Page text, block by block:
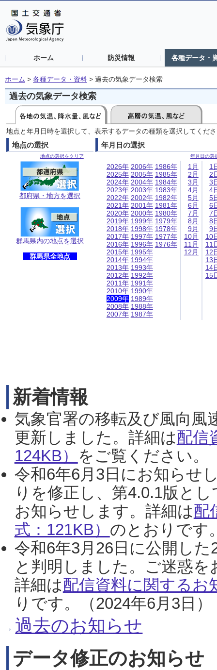
ホーム 防災情報 各種データ・
ホーム > 各種データ・資料 > 過去の気象データ検索
過去の気象データ検索
地点と年月日時を選択して、表示するデータの種類を選択してくだ
地点の選択
地点の選択をクリア
都府県・地方を選択
群馬県内の地点を選択
群馬県全地点
年月日の選択
年月日の選
2026年
2025年
2024年
2023年
2022年
2021年
2020年
2019年
2018年
2017年
2016年
2015年
2014年
2013年
2012年
2011年
2010年
2009年
2008年
2007年
2006年
2005年
2004年
2003年
2002年
2001年
2000年
1999年
1998年
1997年
1996年
1995年
1994年
1993年
1992年
1991年
1990年
1989年
1988年
1987年
1986年
1985年
1984年
1983年
1982年
1981年
1980年
1979年
1978年
1977年
1976年
1月
2月
3月
4月
5月
6月
7月
8月
9月
10月
11月
12月
1
2
3
4
5
6
7
8
9
10
11
12
13
14
15
新着情報
気象官署の移転及び風向風
更新しました。詳細は配信
124KB） をご覧ください。
令和6年6月3日にお知らせ
りを修正し、第4.0.1版と
お知らせします。詳細は配
式：121KB） のとおりです
令和6年3月26日に公開し
と判明しました。ご迷惑
詳細は配信資料に関するお
りです。（2024年6月3日）
過去のお知らせ
データ修正のお知らせ